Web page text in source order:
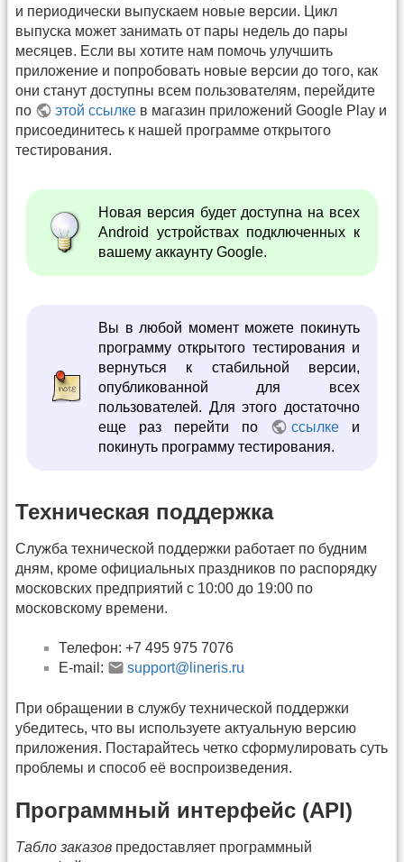
и периодически выпускаем новые версии. Цикл
выпуска может занимать от пары недель до пары
месяцев. Если вы хотите нам помочь улучшить
приложение и попробовать новые версии до того, как
они станут доступны всем пользователям, перейдите
по
этой ссылке в магазин приложений Google Play и
присоединитесь к нашей программе открытого
тестирования.
Новая версия будет доступна на всех
Android устройствах подключенных к
вашему аккаунту Google.
Вы в любой момент можете покинуть
программу открытого тестирования и
вернуться к стабильной версии,
опубликованной для всех
пользователей. Для этого достаточно
еще раз перейти по
ссылкеи
покинуть программу тестирования.
Техническая поддержка
Служба технической поддержки работает по будним
дням, кроме официальных праздников по распорядку
московских предприятий с 10:00 до 19:00 по
московскому времени.
Телефон: +7 495 975 7076
E-mail:
support@lineris.ru
При обращении в службу технической поддержки
убедитесь, что вы используете актуальную версию
приложения. Постарайтесь четко сформулировать суть
проблемы и способ её воспроизведения.
Программный интерфейс (API)
Табло заказов предоставляет программный